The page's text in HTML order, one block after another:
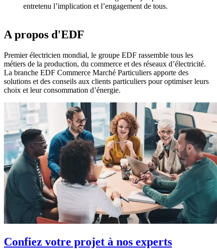
entretenu l’implication et l’engagement de tous.
A propos d'EDF
Premier électricien mondial, le groupe EDF rassemble tous les
métiers de la production, du commerce et des réseaux d’électricité.
La branche EDF Commerce Marché Particuliers apporte des
solutions et des conseils aux clients particuliers pour optimiser leurs
choix et leur consommation d’énergie.
Confiez votre projet à nos experts